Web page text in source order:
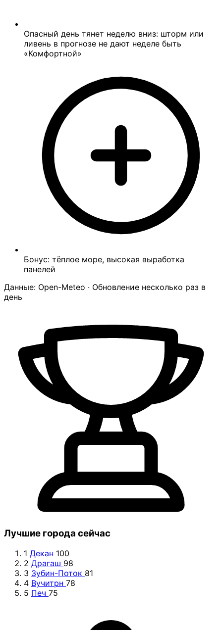
Опасный день тянет неделю вниз: шторм или
ливень в прогнозе не дают неделе быть
«Комфортной»
Бонус: тёплое море, высокая выработка
панелей
Данные: Open-Meteo · Обновление несколько раз в
день
Лучшие города сейчас
1 Декан 100
2 Драгаш 98
3 Зубин-Поток 81
4 Вучитрн 78
5 Печ 75